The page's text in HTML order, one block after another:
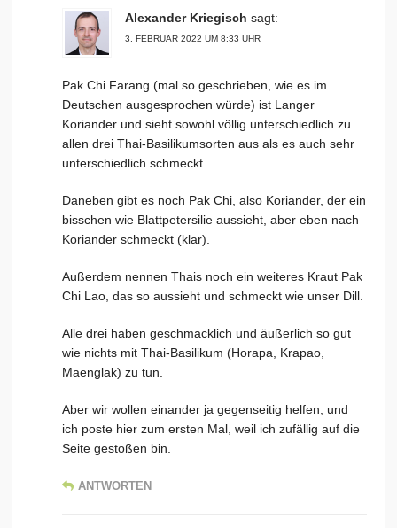
Alexander Kriegisch sagt:
3. FEBRUAR 2022 UM 8:33 UHR
Pak Chi Farang (mal so geschrieben, wie es im
Deutschen ausgesprochen würde) ist Langer
Koriander und sieht sowohl völlig unterschiedlich zu
allen drei Thai-Basilikumsorten aus als es auch sehr
unterschiedlich schmeckt.
Daneben gibt es noch Pak Chi, also Koriander, der ein
bisschen wie Blattpetersilie aussieht, aber eben nach
Koriander schmeckt (klar).
Außerdem nennen Thais noch ein weiteres Kraut Pak
Chi Lao, das so aussieht und schmeckt wie unser Dill.
Alle drei haben geschmacklich und äußerlich so gut
wie nichts mit Thai-Basilikum (Horapa, Krapao,
Maenglak) zu tun.
Aber wir wollen einander ja gegenseitig helfen, und
ich poste hier zum ersten Mal, weil ich zufällig auf die
Seite gestoßen bin.
ANTWORTEN